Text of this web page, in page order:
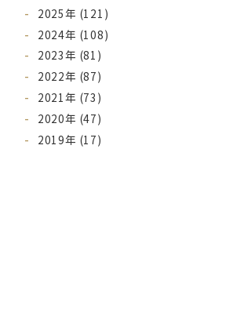
2025年 (121)
2024年 (108)
2023年 (81)
2022年 (87)
2021年 (73)
2020年 (47)
2019年 (17)